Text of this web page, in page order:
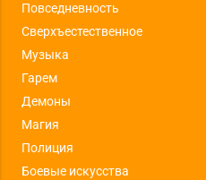
Повседневность
Сверхъестественное
Музыка
Гарем
Демоны
Магия
Полиция
Боевые искусства